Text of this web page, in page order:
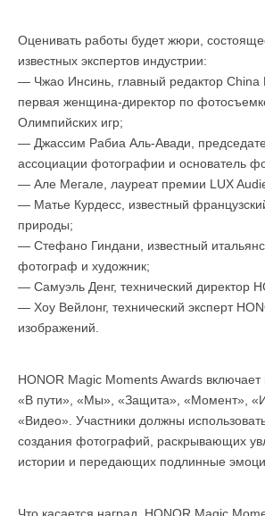
Оценивать работы будет жюри,
известных экспертов индустрии:
— Чжао Инсинь, главный редактор China
первая женщина-директор по
Олимпийских игр;
— Джассим Рабиа Аль-Авади,
ассоциации фотографии и основатель
— Але Мегале, лауреат премии LUX
— Матье Курдесс, известный
природы;
— Стефано Гиндани, известный
фотограф и художник;
— Самуэль Денг, технический директор
— Хоу Вейлонг, технический эксперт
изображений.
HONOR Magic Moments Awards включает
«В пути», «Мы», «Защита», «Момент»,
«Видео». Участники должны
создания фотографий, раскрывающих
истории и передающих подлинные